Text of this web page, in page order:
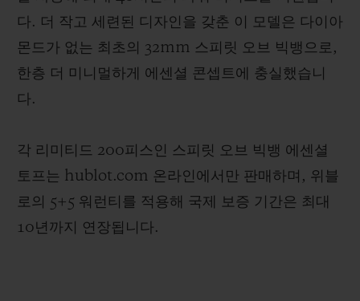
다. 더 작고 세련된 디자인을 갖춘 이 모델은 다이아
몬드가 없는 최초의 32mm 스피릿 오브 빅뱅으로,
한층 더 미니멀하게 에센셜 콘셉트에 충실했습니
다.
각 리미티드 200피스인 스피릿 오브 빅뱅 에센셜
토프는 hublot.com 온라인에서만 판매하며, 위블
로의 5+5 워런티를 적용해 국제 보증 기간은 최대
10년까지 연장됩니다.